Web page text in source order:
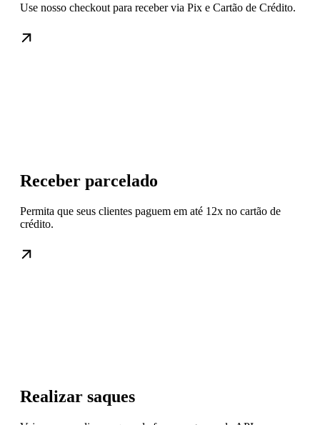
Use nosso checkout para receber via Pix e Cartão de Crédito.
Receber parcelado
Permita que seus clientes paguem em até 12x no cartão de
crédito.
Realizar saques